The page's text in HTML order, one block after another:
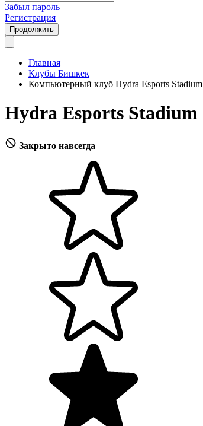
Забыл пароль
Регистрация
Продолжить
Главная
Клубы Бишкек
Компьютерный клуб Hydra Esports Stadium
Hydra Esports Stadium
Закрыто навсегда